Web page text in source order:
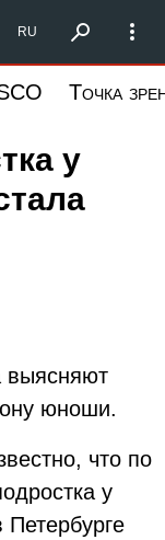
Запад
RU
Точка
у
выясняют
юноши.
что по
у